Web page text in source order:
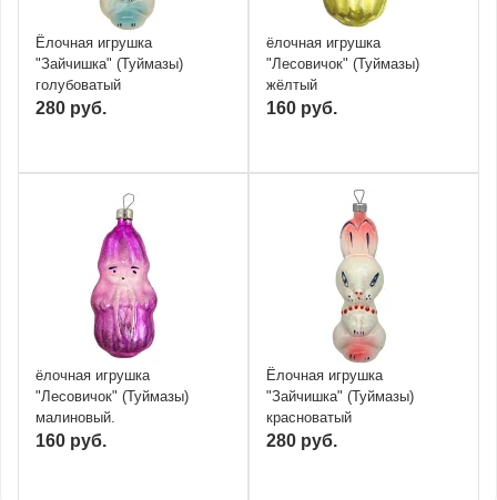
Ёлочная игрушка
"Зайчишка" (Туймазы)
голубоватый
280 руб.
ёлочная игрушка
"Лесовичок" (Туймазы)
жёлтый
160 руб.
ёлочная игрушка
"Лесовичок" (Туймазы)
малиновый.
160 руб.
Ёлочная игрушка
"Зайчишка" (Туймазы)
красноватый
280 руб.